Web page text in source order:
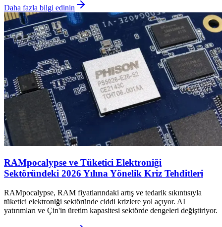
Daha fazla bilgi edinin
RAMpocalypse ve Tüketici Elektroniği
Sektöründeki 2026 Yılına Yönelik Kriz Tehditleri
RAMpocalypse, RAM fiyatlarındaki artış ve tedarik sıkıntısıyla
tüketici elektroniği sektöründe ciddi krizlere yol açıyor. AI
yatırımları ve Çin'in üretim kapasitesi sektörde dengeleri değiştiriyor.